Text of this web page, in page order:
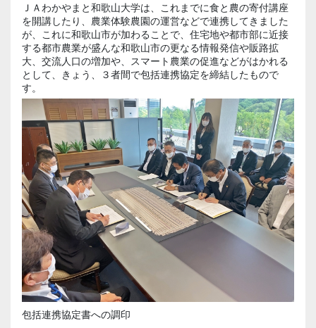
ＪＡわかやまと和歌山大学は、これまでに食と農の寄付講座
を開講したり、農業体験農園の運営などで連携してきました
が、これに和歌山市が加わることで、住宅地や都市部に近接
する都市農業が盛んな和歌山市の更なる情報発信や販路拡
大、交流人口の増加や、スマート農業の促進などがはかれる
として、きょう、３者間で包括連携協定を締結したもので
す。
包括連携協定書への調印